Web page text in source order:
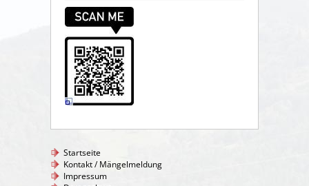
Startseite
Kontakt / Mängelmeldung
Impressum